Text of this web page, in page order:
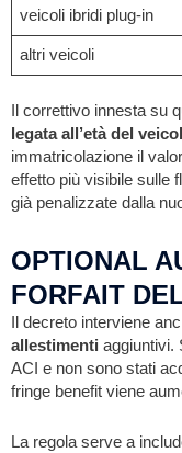
veicoli ibridi plug-in
altri veicoli
Il correttivo innesta su
legata all’età del
immatricolazione il
effetto più visibile sulle
già penalizzate dalla
OPTIONAL
FORFAIT
Il decreto interviene
allestimenti aggiuntivi.
ACI e non sono stati
fringe benefit viene
La regola serve a